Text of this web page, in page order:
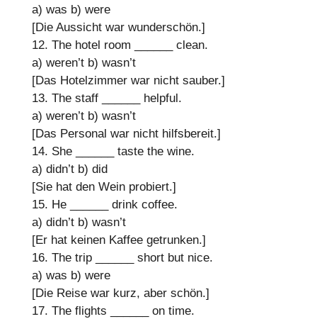
a) was b) were
[Die Aussicht war wunderschön.]
12. The hotel room
clean.
a) weren’t b) wasn’t
[Das Hotelzimmer war nicht sauber.]
13. The staff
helpful.
a) weren’t b) wasn’t
[Das Personal war nicht hilfsbereit.]
14. She
taste the wine.
a) didn’t b) did
[Sie hat den Wein probiert.]
15. He
drink coffee.
a) didn’t b) wasn’t
[Er hat keinen Kaffee getrunken.]
16. The trip
short but nice.
a) was b) were
[Die Reise war kurz, aber schön.]
17. The flights
on time.